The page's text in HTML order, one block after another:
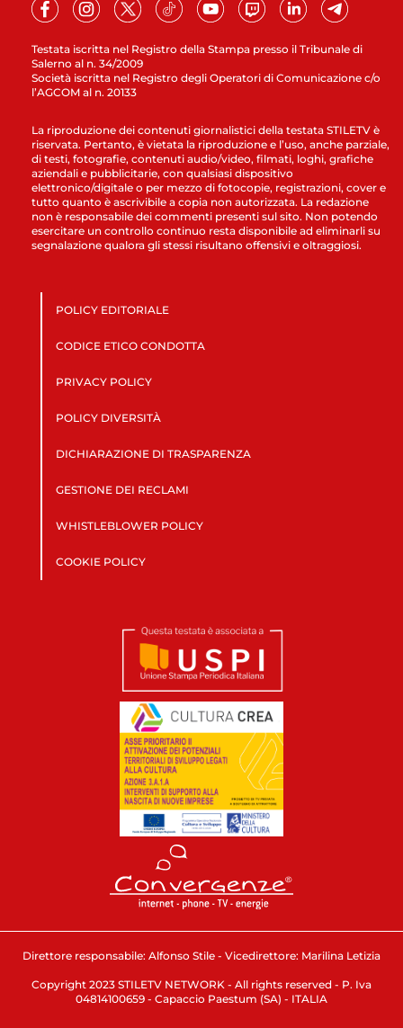
Testata iscritta nel Registro della Stampa presso il Tribunale di
Salerno al n. 34/2009
Società iscritta nel Registro degli Operatori di Comunicazione c/o
l’AGCOM al n. 20133
La riproduzione dei contenuti giornalistici della testata STILETV è
riservata. Pertanto, è vietata la riproduzione e l’uso, anche parziale,
di testi, fotografie, contenuti audio/video, filmati, loghi, grafiche
aziendali e pubblicitarie, con qualsiasi dispositivo
elettronico/digitale o per mezzo di fotocopie, registrazioni, cover e
tutto quanto è ascrivibile a copia non autorizzata. La redazione
non è responsabile dei commenti presenti sul sito. Non potendo
esercitare un controllo continuo resta disponibile ad eliminarli su
segnalazione qualora gli stessi risultano offensivi e oltraggiosi.
POLICY EDITORIALE
CODICE ETICO CONDOTTA
PRIVACY POLICY
POLICY DIVERSITÀ
DICHIARAZIONE DI TRASPARENZA
GESTIONE DEI RECLAMI
WHISTLEBLOWER POLICY
COOKIE POLICY
Direttore responsabile: Alfonso Stile - Vicedirettore: Marilina Letizia
Copyright 2023 STILETV NETWORK - All rights reserved - P. Iva
04814100659 - Capaccio Paestum (SA) - ITALIA